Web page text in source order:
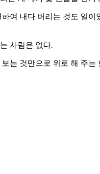
여 내다 버리는 것도 일
사람은 없다.
는 것만으로 위로 해 주